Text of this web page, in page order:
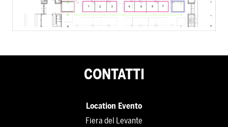
CONTATTI
Location Evento
Fiera del Levante